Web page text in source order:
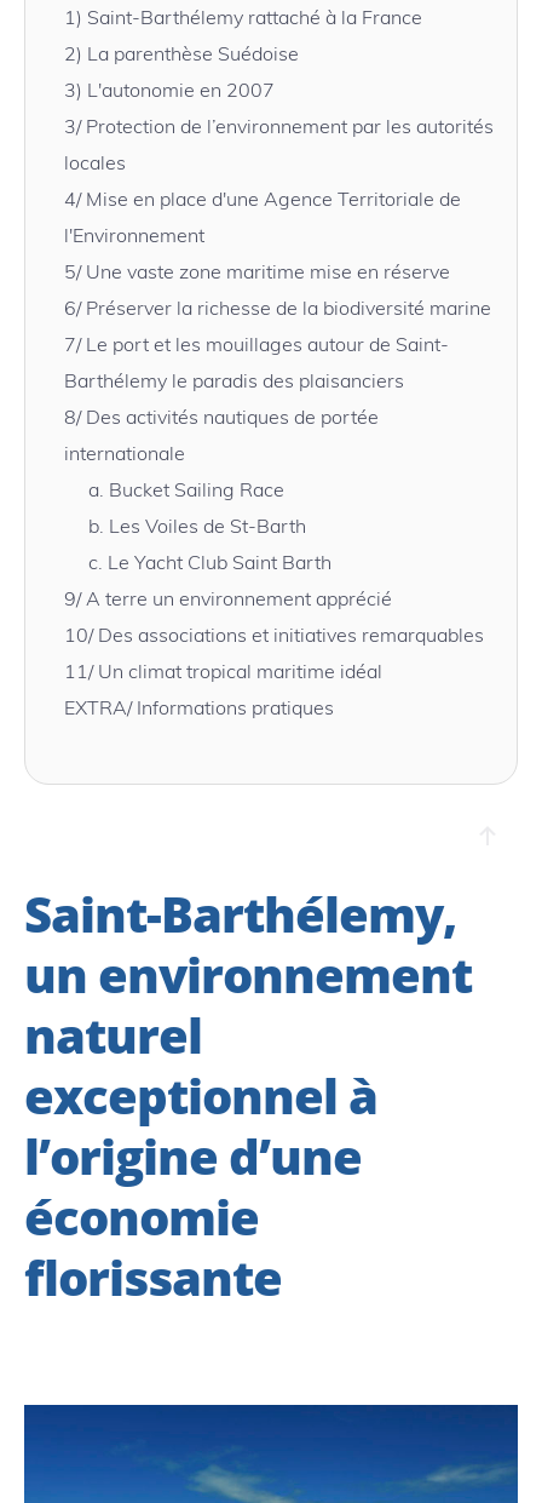
1) Saint-Barthélemy rattaché à la France
2) La parenthèse Suédoise
3) L'autonomie en 2007
3/ Protection de l’environnement par les autorités
locales
4/ Mise en place d'une Agence Territoriale de
l'Environnement
5/ Une vaste zone maritime mise en réserve
6/ Préserver la richesse de la biodiversité marine
7/ Le port et les mouillages autour de Saint-
Barthélemy le paradis des plaisanciers
8/ Des activités nautiques de portée
internationale
a. Bucket Sailing Race
b. Les Voiles de St-Barth
c. Le Yacht Club Saint Barth
9/A terre un environnement apprécié
10/ Des associations et initiatives remarquables
11/ Un climat tropical maritime idéal
EXTRA/ Informations pratiques
Saint-Barthélemy,
un environnement
naturel
exceptionnel à
l’origine d’une
économie
florissante